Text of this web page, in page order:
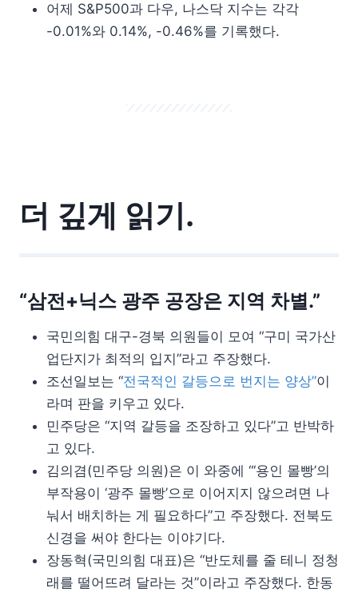
어제 S&P500과 다우, 나스닥 지수는 각각
-0.01%와 0.14%, -0.46%를 기록했다.
더 깊게 읽기.
“삼전+닉스 광주 공장은 지역 차별.”
국민의힘 대구-경북 의원들이 모여 “구미 국가산
업단지가 최적의 입지”라고 주장했다.
조선일보는 “전국적인 갈등으로 번지는 양상”이
라며 판을 키우고 있다.
민주당은 “지역 갈등을 조장하고 있다”고 반박하
고 있다.
김의겸(민주당 의원)은 이 와중에 “‘용인 몰빵’의
부작용이 ‘광주 몰빵’으로 이어지지 않으려면 나
눠서 배치하는 게 필요하다”고 주장했다. 전북도
신경을 써야 한다는 이야기다.
장동혁(국민의힘 대표)은 “반도체를 줄 테니 정청
래를 떨어뜨려 달라는 것”이라고 주장했다. 한동